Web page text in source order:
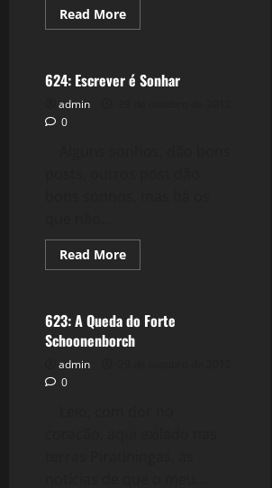
Read MoreRead
more
Reforma
Política?
Reflexões
624: Escrever é Sonhar
admin
0
Read MoreRead
more
é
Sonhar
Política
623: A Queda do Forte
Schoonenborch
admin
0